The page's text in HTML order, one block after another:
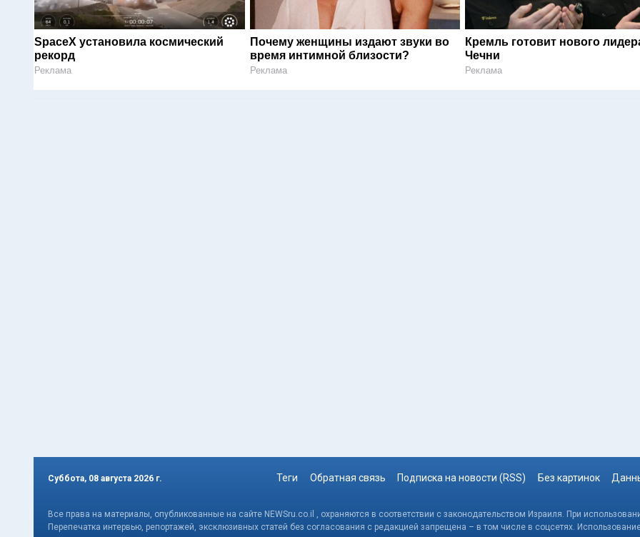
SpaceX установила космический
рекорд
Реклама
Почему женщины издают звуки во
время интимной близости?
Реклама
Кремль готовит нового
Чечни
Реклама
Суббота, 08 августа 2026 г. Теги Обратная связь Подписка на новости (RSS) Без картинок
Все права на материалы, опубликованные на сайте NEWSru.co.il , охраняются в соответствии с законодательством Израиля. При
Перепечатка интервью, репортажей, эксклюзивных статей без согласования с редакцией запрещена – в том числе в соцсетях.